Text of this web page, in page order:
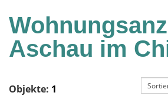
Aschau im
Objekte: 1